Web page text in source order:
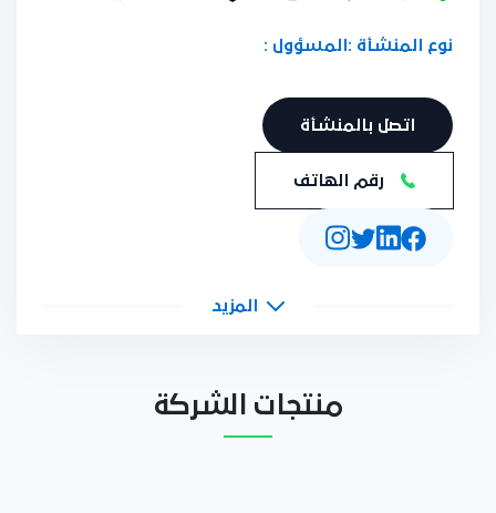
نوع المنشأة : المسؤول :
اتصل بالمنشأة
رقم الهاتف
المزيد
منتجات الشركة